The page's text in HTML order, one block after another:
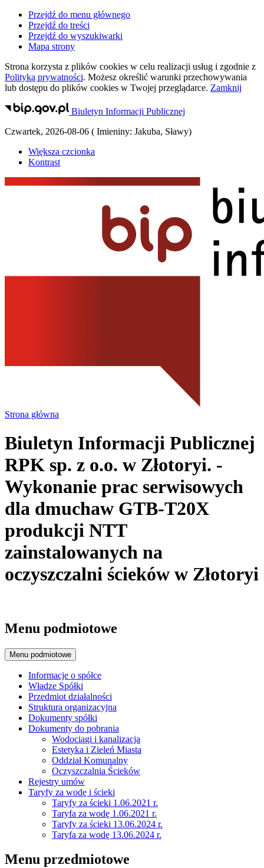
Przejdź do menu głównego
Przejdź do treści
Przejdź do wyszukiwarki
Mapa strony
Strona korzysta z plików cookies w celu realizacji usług i zgodnie z
Polityką prywatności. Możesz określić warunki przechowywania
lub dostępu do plików cookies w Twojej przeglądarce. Zamknij
Biuletyn Informacji Publicznej
Czwartek, 2026-08-06 ( Imieniny: Jakuba, Sławy)
Większa czcionka
Kontrast
Strona główna
Biuletyn Informacji Publicznej
RPK sp. z o.o. w Złotoryi. -
Wykonanie prac serwisowych
dla dmuchaw GTB-T20X
produkcji NTT
zainstalowanych na
oczyszczalni ścieków w Złotoryi
Menu podmiotowe
Menu podmiotowe
Informacje o spółce
Władze Spółki
Przedmiot działalności
Struktura organizacyjna
Dokumenty spółki
Dokumenty do pobrania
Wodociągi i kanalizacja
Estetyka i Zieleń Miasta
Oddział Komunalny
Oczyszczalnia Ścieków
Rejestry umów
Taryfy za wodę i ścieki
Taryfy za ścieki 1.06.2021 r.
Taryfa za wodę 1.06.2021 r.
Taryfy za ścieki 13.06.2024 r.
Taryfa za wodę 13.06.2024 r.
Menu przedmiotowe